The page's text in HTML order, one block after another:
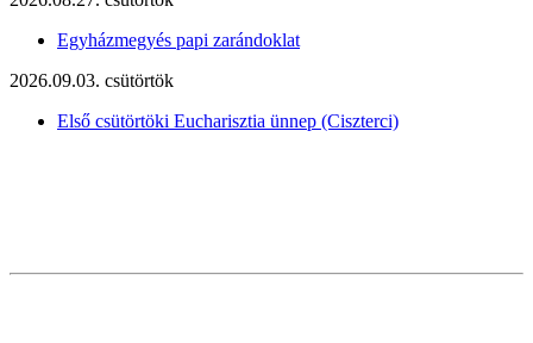
Egyházmegyés papi zarándoklat
2026.09.03. csütörtök
Első csütörtöki Eucharisztia ünnep (Ciszterci)